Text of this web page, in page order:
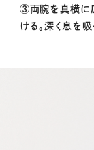
③両腕を真横に
ける。深く息を